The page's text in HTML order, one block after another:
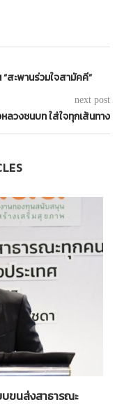
สะพานร่วมใจสามัคคี”
next post
ลวงชนบท ใส่ใจทุกเส้นทาง
ขนส่งสาธารณะ